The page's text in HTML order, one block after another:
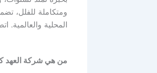
ومتكاملة للفلل،
المحلية والعالمية.
من هي شركة العهد